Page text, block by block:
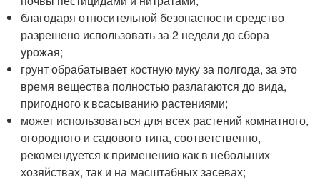
благодаря относительной безопасности средство
разрешено использовать за 2 недели до сбора
урожая;
грунт обрабатывает костную муку за полгода, за это
время вещества полностью разлагаются до вида,
пригодного к всасыванию растениями;
может использоваться для всех растений комнатного,
огородного и садового типа, соответственно,
рекомендуется к применению как в небольших
хозяйствах, так и на масштабных засевах;